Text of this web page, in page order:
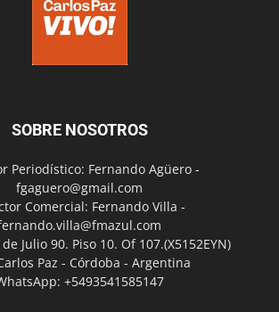
SOBRE NOSOTROS
Periodístico: Fernando Agüero -
fgaguero@gmail.com
Comercial: Fernando Villa -
Julio 90. Piso 10. Of 107.(X5152EYN)
Paz - Córdoba - Argentina
+5493541585147